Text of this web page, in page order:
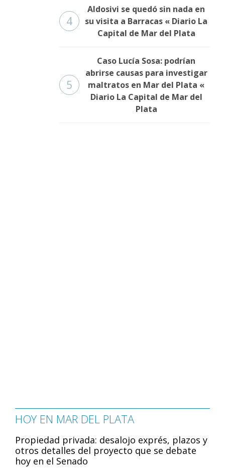
4
Aldosivi se quedó sin nada en
su visita a Barracas « Diario La
Capital de Mar del Plata
5
Caso Lucía Sosa: podrían
abrirse causas para investigar
maltratos en Mar del Plata «
Diario La Capital de Mar del
Plata
HOY EN MAR DEL PLATA
Propiedad privada: desalojo exprés, plazos y
otros detalles del proyecto que se debate
hoy en el Senado